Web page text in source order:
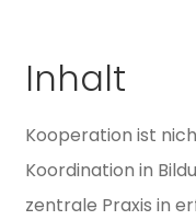
Inhalt
Kooperation ist
Koordination in
zentrale Praxis in